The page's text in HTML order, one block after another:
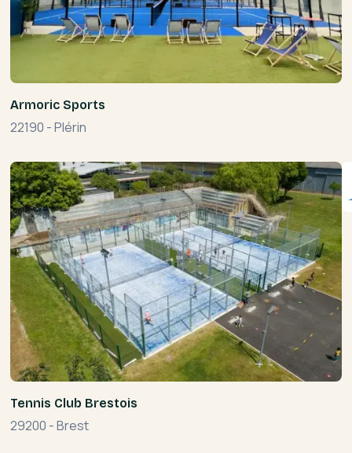
Armoric Sports
22190 -Plérin
Tennis Club Brestois
29200 -Brest